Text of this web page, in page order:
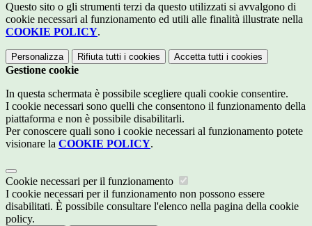
Questo sito o gli strumenti terzi da questo utilizzati si avvalgono di
cookie necessari al funzionamento ed utili alle finalità illustrate nella
COOKIE POLICY.
Personalizza Rifiuta tutti i cookies Accetta tutti i cookies
Gestione cookie
In questa schermata è possibile scegliere quali cookie consentire.
I cookie necessari sono quelli che consentono il funzionamento della
piattaforma e non è possibile disabilitarli.
Per conoscere quali sono i cookie necessari al funzionamento potete
visionare la COOKIE POLICY.
Cookie necessari per il funzionamento
I cookie necessari per il funzionamento non possono essere
disabilitati. È possibile consultare l'elenco nella pagina della cookie
policy.